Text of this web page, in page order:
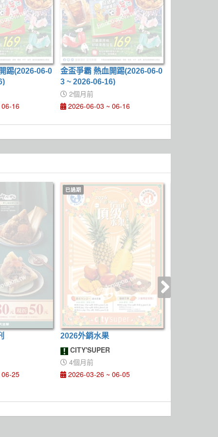
踢(2026-06-0
16
金盃爭霸 熱血開踢(2026-06-0
3 ~ 2026-06-16)
2個月前
2026-06-03 ~ 06-16
25
已過期
2026外銷水果
CITY'SUPER
4個月前
2026-03-26 ~ 06-05